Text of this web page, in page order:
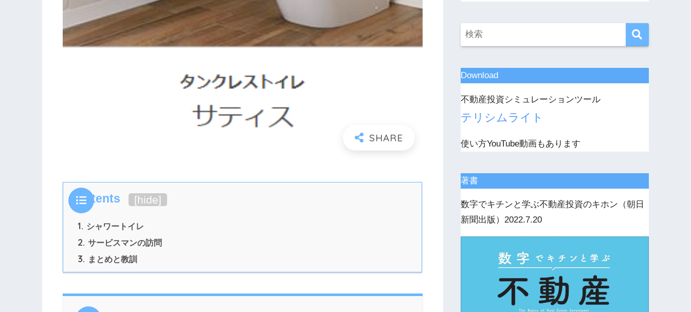
Contents [hide]
1. シャワートイレ
2. サービスマンの訪問
3. まとめと教訓
Download
不動産投資シミュレーションツール
テリシムライト
使い方YouTube動画もあります
著書
数字でキチンと学ぶ不動産投資のキホン（朝日
新聞出版）2022.7.20